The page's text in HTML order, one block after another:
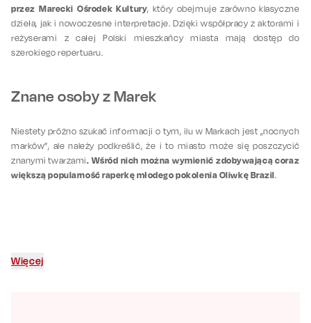
przez Marecki Ośrodek Kultury, który obejmuje zarówno klasyczne
dzieła, jak i nowoczesne interpretacje. Dzięki współpracy z aktorami i
reżyserami z całej Polski mieszkańcy miasta mają dostęp do
szerokiego repertuaru.
Znane osoby z Marek
Niestety próżno szukać informacji o tym, ilu w Markach jest „nocnych
marków”, ale należy podkreślić, że i to miasto może się poszczycić
znanymi twarzami. Wśród nich można wymienić zdobywającą coraz
większą popularność raperkę młodego pokolenia Oliwkę Brazil.
Więcej